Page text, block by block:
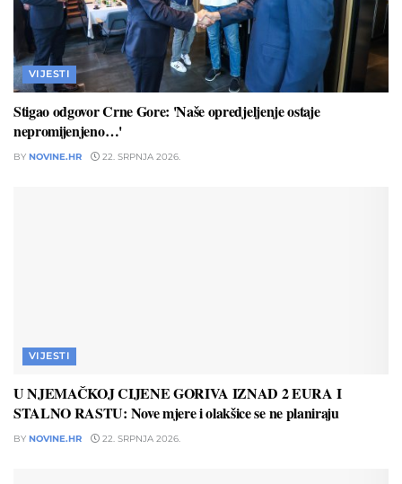
VIJESTI
Stigao odgovor Crne Gore: 'Naše opredjeljenje ostaje
nepromijenjeno…'
BY NOVINE.HR 22. SRPNJA 2026.
VIJESTI
U NJEMAČKOJ CIJENE GORIVA IZNAD 2 EURA I
STALNO RASTU: Nove mjere i olakšice se ne planiraju
BY NOVINE.HR 22. SRPNJA 2026.